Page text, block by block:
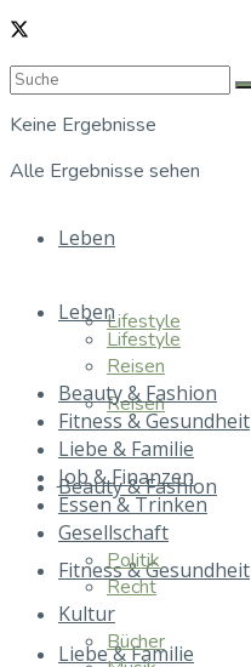
Keine Ergebnisse
Alle Ergebnisse sehen
Leben
Lifestyle
Reisen
Beauty & Fashion
Fitness & Gesundheit
Liebe & Familie
Leben
Lifestyle
Reisen
Beauty & Fashion
Fitness & Gesundheit
Liebe & Familie
Job & Finanzen
Essen & Trinken
Gesellschaft
Politik
Recht
Kultur
Bücher